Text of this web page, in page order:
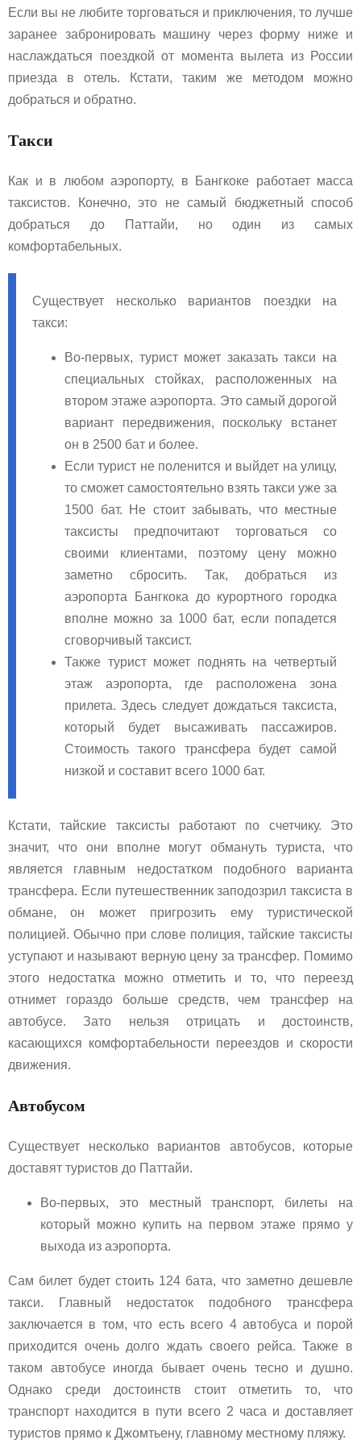
Если вы не любите торговаться и приключения, то лучше
заранее забронировать машину через форму ниже и
наслаждаться поездкой от момента вылета из России
приезда в отель. Кстати, таким же методом можно
добраться и обратно.
Такси
Как и в любом аэропорту, в Бангкоке работает масса
таксистов. Конечно, это не самый бюджетный способ
добраться до Паттайи, но один из самых
комфортабельных.
Существует несколько вариантов поездки на
такси:
Во-первых, турист может заказать такси на
специальных стойках, расположенных на
втором этаже аэропорта. Это самый дорогой
вариант передвижения, поскольку встанет
он в 2500 бат и более.
Если турист не поленится и выйдет на улицу,
то сможет самостоятельно взять такси уже за
1500 бат. Не стоит забывать, что местные
таксисты предпочитают торговаться со
своими клиентами, поэтому цену можно
заметно сбросить. Так, добраться из
аэропорта Бангкока до курортного городка
вполне можно за 1000 бат, если попадется
сговорчивый таксист.
Также турист может поднять на четвертый
этаж аэропорта, где расположена зона
прилета. Здесь следует дождаться таксиста,
который будет высаживать пассажиров.
Стоимость такого трансфера будет самой
низкой и составит всего 1000 бат.
Кстати, тайские таксисты работают по счетчику. Это
значит, что они вполне могут обмануть туриста, что
является главным недостатком подобного варианта
трансфера. Если путешественник заподозрил таксиста в
обмане, он может пригрозить ему туристической
полицией. Обычно при слове полиция, тайские таксисты
уступают и называют верную цену за трансфер. Помимо
этого недостатка можно отметить и то, что переезд
отнимет гораздо больше средств, чем трансфер на
автобусе. Зато нельзя отрицать и достоинств,
касающихся комфортабельности переездов и скорости
движения.
Автобусом
Существует несколько вариантов автобусов, которые
доставят туристов до Паттайи.
Во-первых, это местный транспорт, билеты на
который можно купить на первом этаже прямо у
выхода из аэропорта.
Сам билет будет стоить 124 бата, что заметно дешевле
такси. Главный недостаток подобного трансфера
заключается в том, что есть всего 4 автобуса и порой
приходится очень долго ждать своего рейса. Также в
таком автобусе иногда бывает очень тесно и душно.
Однако среди достоинств стоит отметить то, что
транспорт находится в пути всего 2 часа и доставляет
туристов прямо к Джомтьену, главному местному пляжу.